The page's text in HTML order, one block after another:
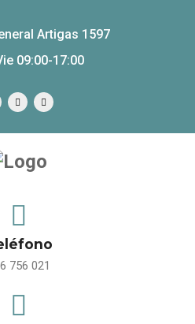
Artigas 1597
09:00-17:00
756 021